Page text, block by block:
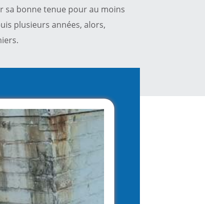
sa bonne tenue pour au moins
plusieurs années, alors,